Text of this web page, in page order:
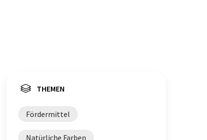
THEMEN
Fördermittel
Natürliche Farben